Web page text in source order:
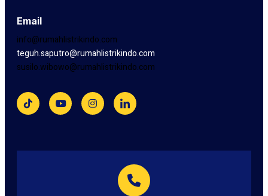
Email
info@rumahlistrikindo.com
teguh.saputro@rumahlistrikindo.com
susilo.wibowo@rumahlistrikindo.com